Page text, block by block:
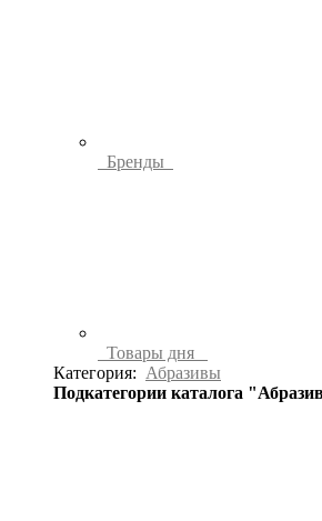
Бренды
Товары дня
Категория: Абразивы
Подкатегории каталога